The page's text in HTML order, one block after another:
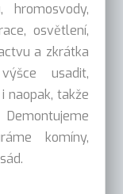
hromosvody,
osvětlení,
a zkrátka
usadit,
naopak, takže
komíny,